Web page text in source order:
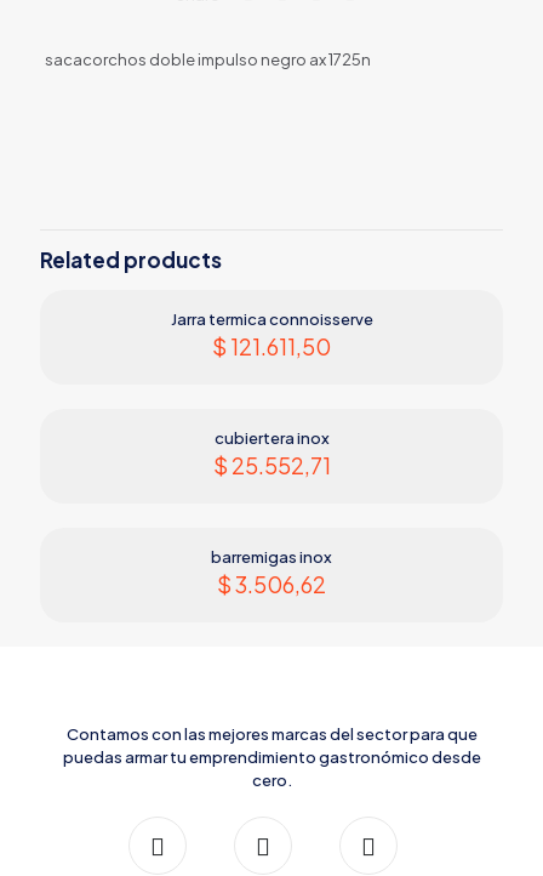
sacacorchos doble impulso negro ax 1725n
Related products
Jarra termica connoisserve
$ 121.611,50
cubiertera inox
$ 25.552,71
barremigas inox
$3.506,62
Contamos con las mejores marcas del sector para que
puedas armar tu emprendimiento gastronómico desde
cero.